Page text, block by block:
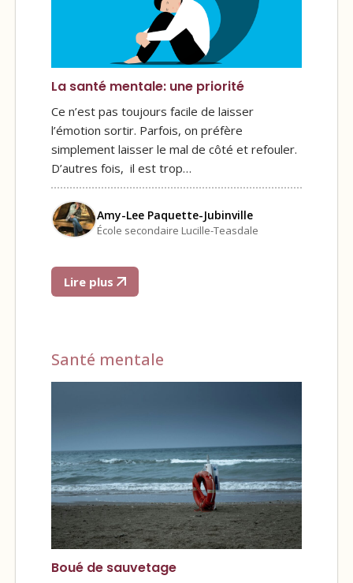
La santé mentale: une priorité
Ce n’est pas toujours facile de laisser
l’émotion sortir. Parfois, on préfère
simplement laisser le mal de côté et refouler.
D’autres fois, il est trop…
Amy-Lee Paquette-Jubinville
École secondaire Lucille-Teasdale
Lire plus
Santé mentale
Boué de sauvetage